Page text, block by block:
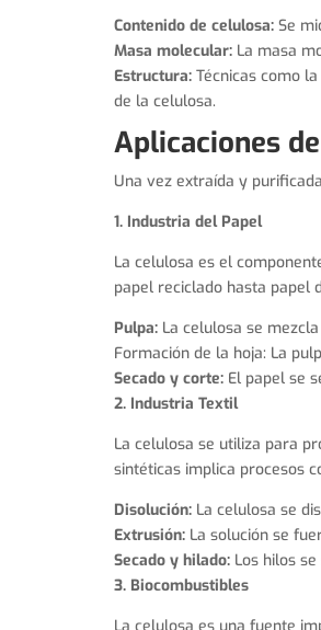
Contenido de celulosa: Se
Masa molecular: La masa
Estructura: Técnicas como
de la celulosa.
Aplicaciones
Una vez extraída y
1. Industria del Papel
La celulosa es el
papel reciclado hasta papel
Pulpa: La celulosa se
Formación de la hoja: La
Secado y corte: El papel se
2. Industria Textil
La celulosa se utiliza para
sintéticas implica procesos
Disolución: La celulosa se
Extrusión: La solución se
Secado y hilado: Los hilos
3. Biocombustibles